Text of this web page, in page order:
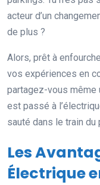
acteur d’un
de plus ?
Alors, prêt à
vos expériences en
partagez-vous même
est passé à
sauté dans le train du
Les
Électrique